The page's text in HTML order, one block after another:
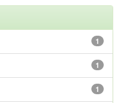
1
1
1